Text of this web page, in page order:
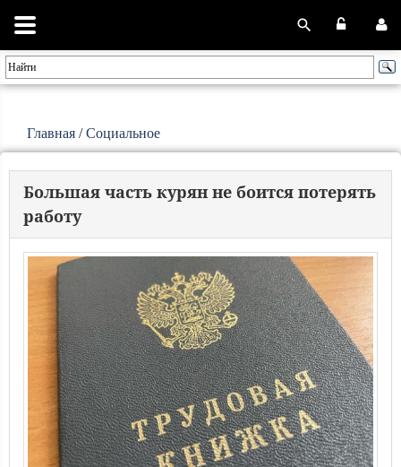
Главная /Социальное
Большая часть курян не боится потерять
работу